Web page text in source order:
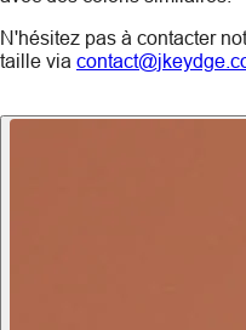
N'hésitez pas à contacter
taille via